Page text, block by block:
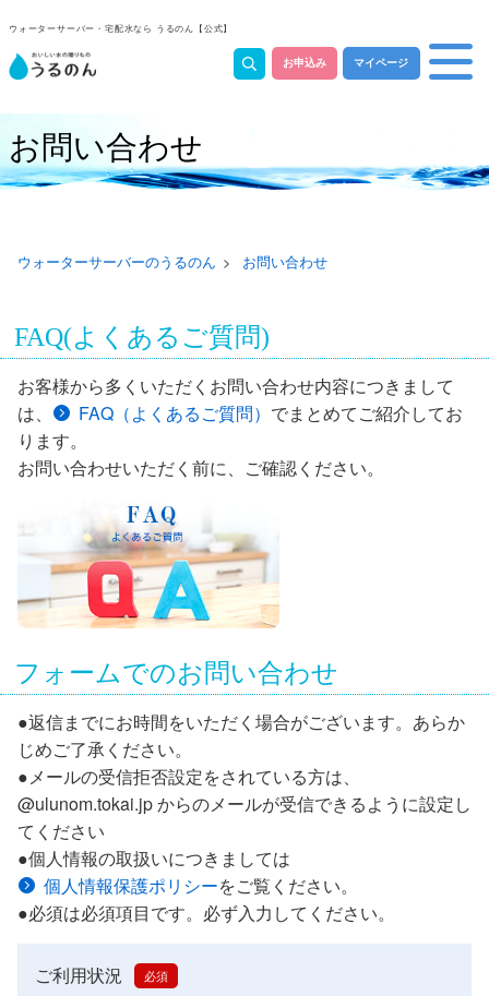
ウォーターサーバー・宅配水なら うるのん【公式】
お申込み マイページ
お問い合わせ
ウォーターサーバーのうるのん お問い合わせ
FAQ(よくあるご質問)
お客様から多くいただくお問い合わせ内容につきまして
は、
FAQ（よくあるご質問） でまとめてご紹介してお
ります。
お問い合わせいただく前に、ご確認ください。
フォームでのお問い合わせ
●返信までにお時間をいただく場合がございます。あらか
じめご了承ください。
●メールの受信拒否設定をされている方は、
@ulunom.tokai.jp からのメールが受信できるように設定し
てください
●個人情報の取扱いにつきましては
個人情報保護ポリシーをご覧ください。
●必須は必須項目です。必ず入力してください。
ご利用状況